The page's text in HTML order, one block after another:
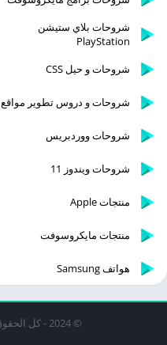
شروحات بلاي ستيشن
PlayStation
شروحات و حيل CSS
شروحات و دروس تطوير مواقع
شروحات ووردبريس
شروحات ويندوز 11
منتجات Apple
منتجات مايكروسوفت
هواتف Samsung
© 2024 - كل الحقوق محفوظة -